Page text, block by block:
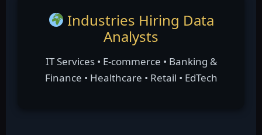
Industries Hiring Data
Analysts
IT Services • E-commerce • Banking &
Finance • Healthcare • Retail • EdTech